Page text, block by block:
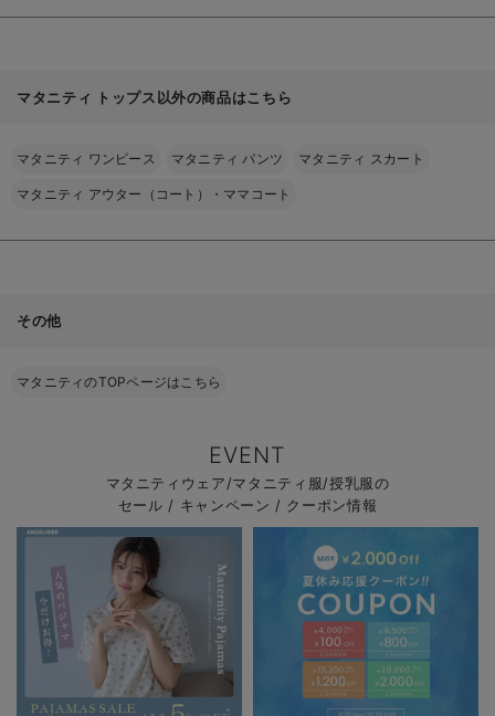
マタニティ トップス以外の商品はこちら
マタニティ ワンピース マタニティ パンツ マタニティ スカート
マタニティ アウター（コート）・ママコート
その他
マタニティのTOPページはこちら
EVENT
マタニティウェア/マタニティ服/授乳服の
セール / キャンペーン / クーポン情報